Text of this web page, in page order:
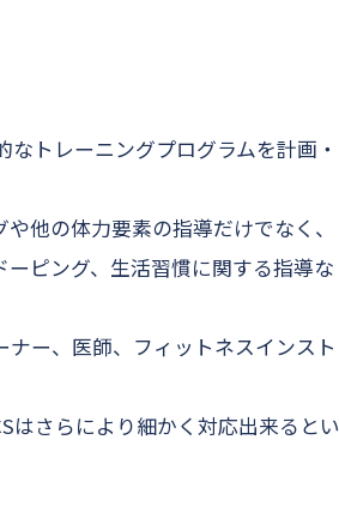
トレーニングプログラムを計画・
他の体力要素の指導だけでなく、
ピング、生活習慣に関する指導な
ー、医師、フィットネスインスト
はさらにより細かく対応出来るとい